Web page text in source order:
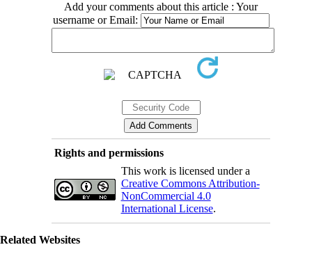
Add your comments about this article : Your
username or Email:
Rights and permissions
This work is licensed under a
Creative Commons Attribution-
NonCommercial 4.0
International License.
Related Websites